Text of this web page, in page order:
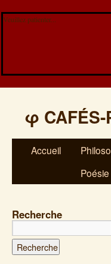
Veuillez patienter...
φ
Accueil
Poésie
Recherche